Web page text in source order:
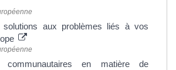
aux problèmes liés à vos
communautaires en matière de